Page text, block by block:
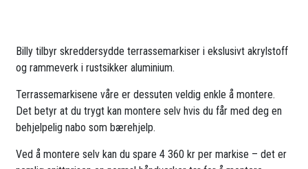
Billy tilbyr skreddersydde terrassemarkiser i ekslusivt akrylstoff
og rammeverk i rustsikker aluminium.
Terrassemarkisene våre er dessuten veldig enkle å montere.
Det betyr at du trygt kan montere selv hvis du får med deg en
behjelpelig nabo som bærehjelp.
Ved å montere selv kan du spare 4 360 kr per markise – det er